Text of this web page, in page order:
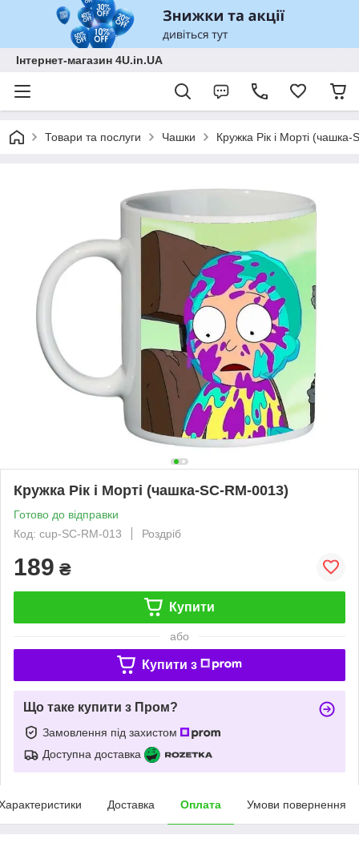
Інтернет-магазин 4U.in.UA
Товари та послуги Чашки Кружка Рік і Морті
Кружка Рік і Морті (чашка-SC-RM-0013)
Готово до відправки
Код: cup-SC-RM-013
Роздріб
189 ₴
Купити
або
Купити з
Що таке купити з Пром?
Замовлення під захистом
Доступна доставка
Доставка Оплата Умови повернення